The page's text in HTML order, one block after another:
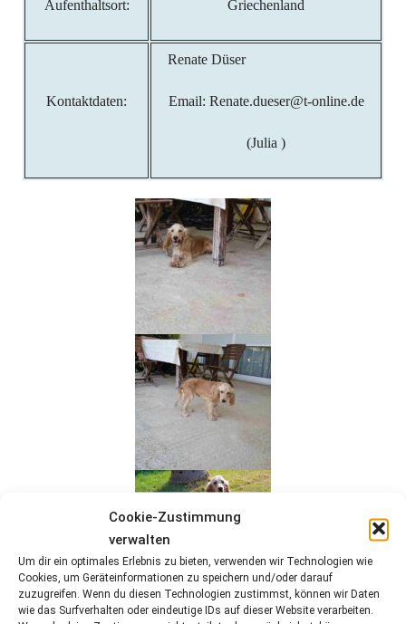
Cookie-Zustimmung
verwalten
Um dir ein optimales Erlebnis zu bieten, verwenden wir Technologien wie
Cookies, um Geräteinformationen zu speichern und/oder darauf
zuzugreifen. Wenn du diesen Technologien zustimmst, können wir Daten
wie das Surfverhalten oder eindeutige IDs auf dieser Website verarbeiten.
Aufenthaltsort: Griechenland
Kontaktdaten:
Renate Düser
Email: Renate.dueser@t-online.de
(Julia )